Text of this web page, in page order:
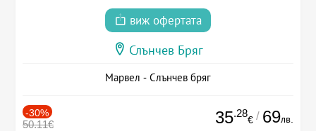
виж офертата
Слънчев Бряг
Марвел - Слънчев бряг
-30%
50.11€ 35.28
€ / 69лв.